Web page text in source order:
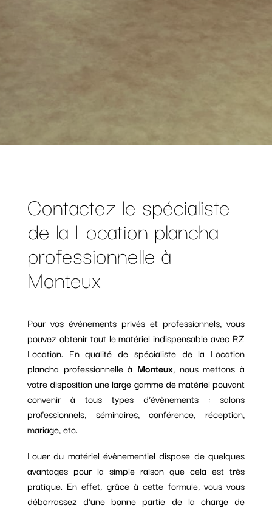
Contactez le spécialiste
de la Location plancha
professionnelle à
Monteux
Pour vos événements privés et professionnels, vous
pouvez obtenir tout le matériel indispensable avec RZ
Location. En qualité de spécialiste de la Location
plancha professionnelle à Monteux, nous mettons à
votre disposition une large gamme de matériel pouvant
convenir à tous types d’évènements : salons
professionnels, séminaires, conférence, réception,
mariage, etc.
Louer du matériel évènementiel dispose de quelques
avantages pour la simple raison que cela est très
pratique. En effet, grâce à cette formule, vous vous
débarrassez d’une bonne partie de la charge de